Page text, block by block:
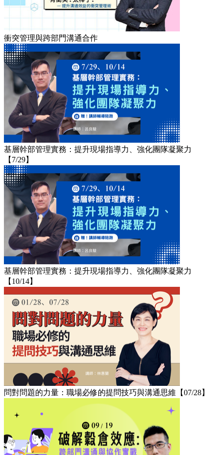
衝突管理與跨部門溝通合作
基層幹部管理實務：提升現場指導力、強化團隊凝聚力
【7/29】
基層幹部管理實務：提升現場指導力、強化團隊凝聚力
【10/14】
問對問題的力量：職場必修的提問技巧與溝通思維【07/28】​